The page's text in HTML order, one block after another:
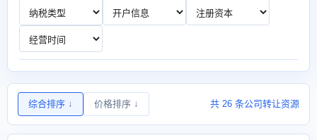
综合排序 ↓ 价格排序 ↓ 共 26 条公司转让资源